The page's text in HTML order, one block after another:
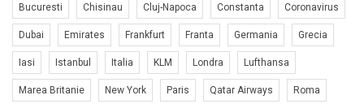
Bucuresti Chisinau Cluj-Napoca Constanta Coronavirus
Dubai Emirates Frankfurt Franta Germania Grecia
Iasi Istanbul Italia KLM Londra Lufthansa
Marea Britanie New York Paris Qatar Airways Roma